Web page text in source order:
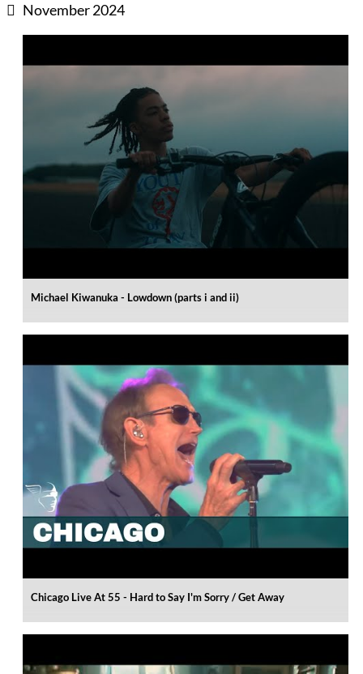
November 2024
Michael Kiwanuka - Lowdown (parts i and ii)
Chicago Live At 55 - Hard to Say I'm Sorry / Get Away